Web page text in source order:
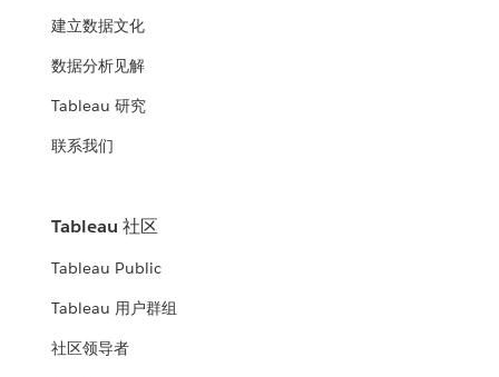
建立数据文化
数据分析见解
Tableau 研究
联系我们
Tableau 社区
Tableau Public
Tableau 用户群组
社区领导者